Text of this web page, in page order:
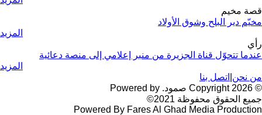
قصة مخيم
مخيّم دير البلح وشوق الأولاد
المزيد
رأي
عندما تتحوّل قناة الجزيرة من منبر إعلامي إلى منصة دعائية
المزيد
من نحن اتصل بنا
© 2026 Copyright صمود. Powered by
جميع الحقوق محفوظة 2021©
Powered By Fares Al Ghad Media Production